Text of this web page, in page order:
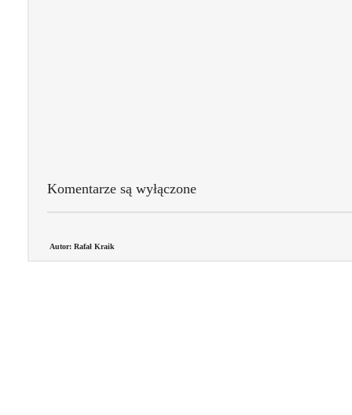
Komentarze są wyłączone
Autor: Rafał Kraik